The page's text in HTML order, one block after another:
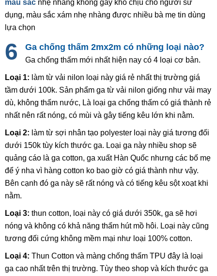
màu sắc nhẹ nhàng không gây khó chịu cho người sử
dụng, màu sắc xám nhẹ nhàng được nhiều bà mẹ tin dùng
lựa chọn
Ga chống thấm 2mx2m có những loại nào?
Ga chống thấm mới nhất hiện nay có 4 loại cơ bản.
Loại 1: làm từ vải nilon loại này giá rẻ nhất thị trường giá
tầm dưới 100k. Sản phẩm ga từ vải nilon giống như vải may
dù, không thấm nước, Là loại ga chống thấm có giá thành rẻ
nhất nên rất nóng, có mùi và gây tiếng kêu lớn khi nằm.
Loại 2: làm từ sợi nhân tạo polyester loại này giá tương đối
dưới 150k tùy kích thước ga. Loại ga này nhiều shop sẽ
quảng cáo là ga cotton, ga xuất Hàn Quốc nhưng các bố mẹ
để ý nha vì hàng cotton ko bao giờ có giá thành như vậy.
Bên cạnh đó ga này sẽ rất nóng và có tiếng kêu sột xoạt khi
nằm.
Loại 3: thun cotton, loại này có giá dưới 350k, ga sẽ hơi
nóng và không có khả năng thấm hút mồ hôi. Loại này cũng
tương đối cứng không mềm mại như loại 100% cotton.
Loại 4: Thun Cotton và màng chống thấm TPU đây là loại
ga cao nhất trên thị trường. Tùy theo shop và kích thước ga